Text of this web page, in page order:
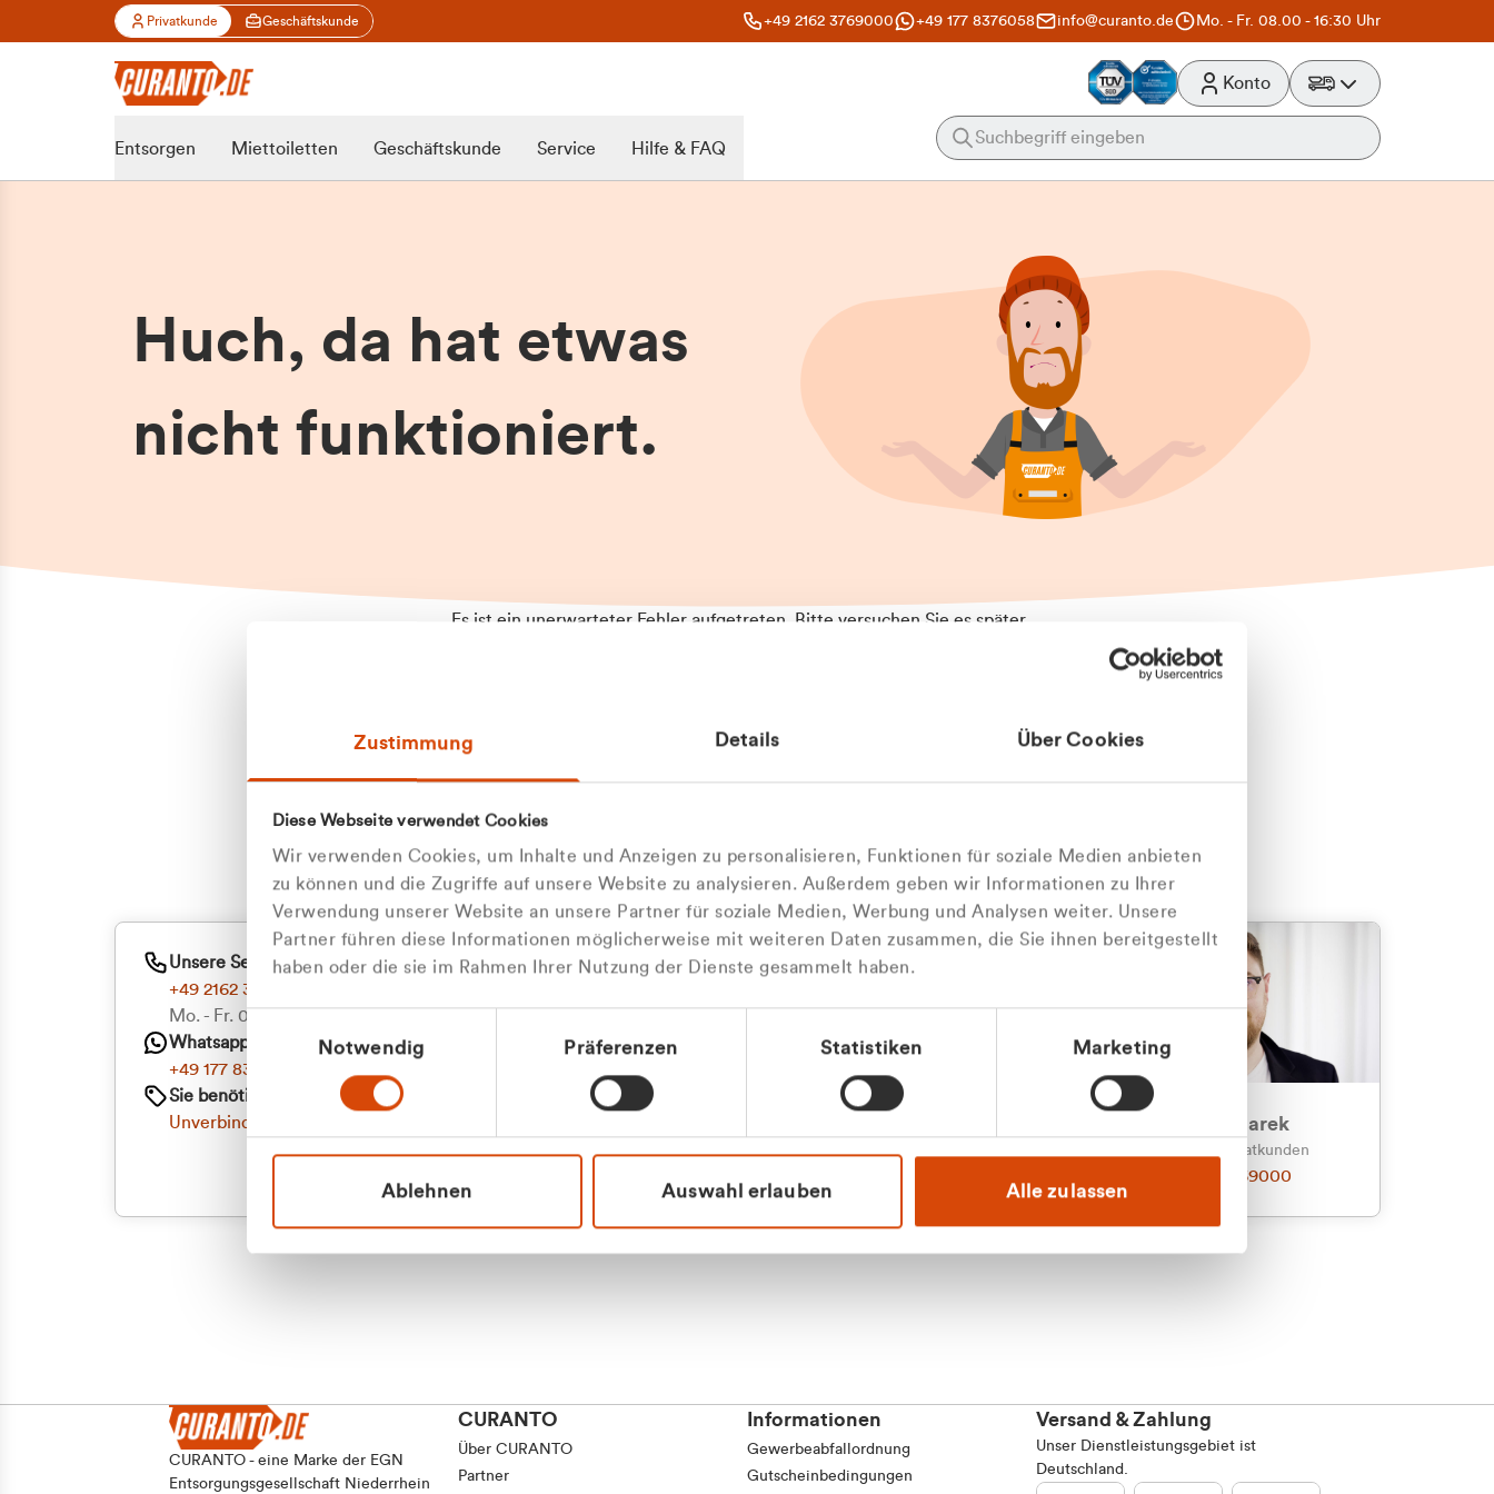
Zustimmung Details Über Cookies
Diese Webseite verwendet Cookies
Wir verwenden Cookies, um Inhalte und Anzeigen zu personalisieren, Funktionen für soziale Medien anbieten
zu können und die Zugriffe auf unsere Website zu analysieren. Außerdem geben wir Informationen zu Ihrer
Verwendung unserer Website an unsere Partner für soziale Medien, Werbung und Analysen weiter. Unsere
Partner führen diese Informationen möglicherweise mit weiteren Daten zusammen, die Sie ihnen bereitgestellt
haben oder die sie im Rahmen Ihrer Nutzung der Dienste gesammelt haben.
Einwilligungsauswahl
Notwendig Präferenzen Statistiken Marketing
Ablehnen Auswahl erlauben Alle zulassen
Privatkunde Geschäftskunde +49 2162 3769000 +49 177 8376058 info@curanto.de Mo. - Fr. 08.00 - 16:30 Uhr
Konto
Entsorgen Miettoiletten Geschäftskunde Service Hilfe & FAQ
Huch, da hat etwas
nicht funktioniert.
Es ist ein unerwarteter Fehler aufgetreten. Bitte versuchen Sie es später
aufgetretenen Fehler an. Wir entschuldigen uns für eventuelle
Unannehmlichkeiten.
Zum Abfallberater
Oder kontaktieren Sie uns persönlich
Wir sind gerne für Sie da
Unsere Service-Hotline
+49 2162 3769000
Mo. - Fr. 08.00 - 16:30 Uhr
Whatsapp
+49 177 8376058
Sie benötigen ein individuelles Angebot?
Unverbindliche Anfrage stellen
Julian Marek
Vertrieb - Privatkunden
0216 237 69000
CURANTO - eine Marke der EGN
Entsorgungsgesellschaft Niederrhein
CURANTO
Über CURANTO
Partner
Informationen
Gewerbeabfallordnung
Gutscheinbedingungen
Versand & Zahlung
Unser Dienstleistungsgebiet ist
Deutschland.